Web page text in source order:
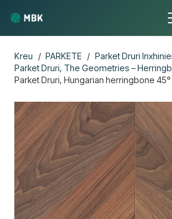
Kreu / PARKETE / Parket Druri
Parket Druri, The Geometries –
Parket Druri, Hungarian herringbone 45°